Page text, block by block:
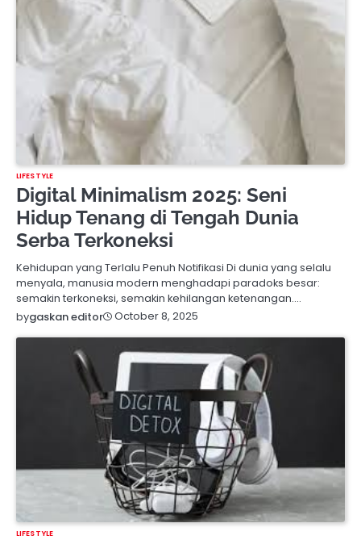
LIFESTYLE
Digital Minimalism 2025: Seni
Hidup Tenang di Tengah Dunia
Serba Terkoneksi
Kehidupan yang Terlalu Penuh Notifikasi Di dunia yang selalu
menyala, manusia modern menghadapi paradoks besar:
semakin terkoneksi, semakin kehilangan ketenangan.…
bygaskan editor October 8, 2025
LIFESTYLE